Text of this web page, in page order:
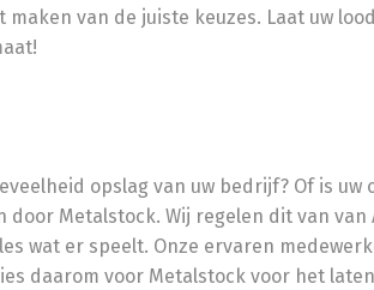
van de juiste keuzes. Laat uw
opslag van uw bedrijf? Of is uw
door Metalstock. Wij regelen dit van van
wat er speelt. Onze ervaren
daarom voor Metalstock voor het